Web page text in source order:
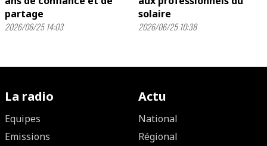
partage
2026/06/25 14:03
solaire
2026/06/25 10:38
La radio
Equipes
Emissions
Actu
National
Régional